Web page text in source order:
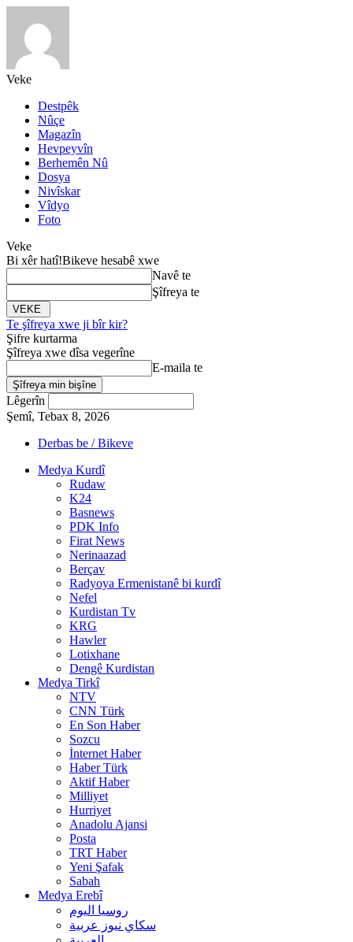
Veke
Destpêk
Nûçe
Magazîn
Hevpeyvîn
Berhemên Nû
Dosya
Nivîskar
Vîdyo
Foto
Veke
Bi xêr hatî!Bikeve hesabê xwe
Navê te
Şîfreya te
Te şîfreya xwe ji bîr kir?
Şifre kurtarma
Şîfreya xwe dîsa vegerîne
E-maila te
Lêgerîn
Şemî, Tebax 8, 2026
Derbas be / Bikeve
Medya Kurdî
Rudaw
K24
Basnews
PDK Info
Firat News
Nerinaazad
Berçav
Radyoya Ermenistanê bi kurdî
Nefel
Kurdistan Tv
KRG
Hawler
Lotixhane
Dengê Kurdistan
Medya Tirkî
NTV
CNN Türk
En Son Haber
Sozcu
İnternet Haber
Haber Türk
Aktif Haber
Milliyet
Hurriyet
Anadolu Ajansi
Posta
TRT Haber
Yeni Şafak
Sabah
Medya Erebî
روسیا الیوم
سكاي نيوز عربية